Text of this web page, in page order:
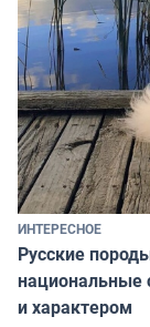
ИНТЕРЕСНОЕ
Русские
национальные
и характером